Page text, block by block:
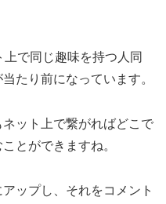
で同じ趣味を持つ人同
たり前になっています。
ット上で繋がればどこで
とができますね。
ップし、それをコメント